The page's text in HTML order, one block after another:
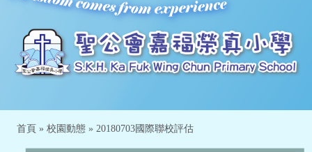
首頁 » 校園動態 » 20180703國際聯校評估